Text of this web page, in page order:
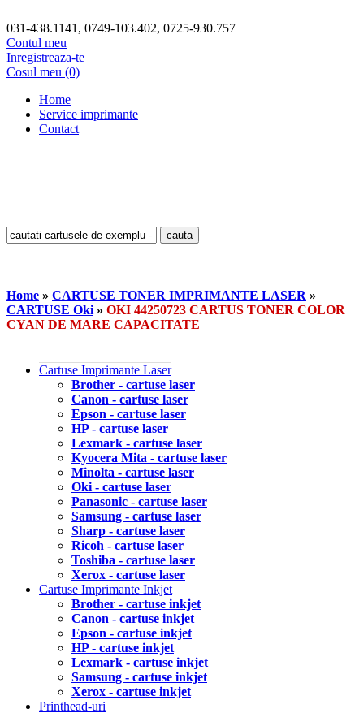
031-438.1141, 0749-103.402, 0725-930.757
Contul meu
Inregistreaza-te
Cosul meu (0)
Home
Service imprimante
Contact
Home » CARTUSE TONER IMPRIMANTE LASER »
CARTUSE Oki » OKI 44250723 CARTUS TONER COLOR
CYAN DE MARE CAPACITATE
Cartuse Imprimante Laser
Brother - cartuse laser
Canon - cartuse laser
Epson - cartuse laser
HP - cartuse laser
Lexmark - cartuse laser
Kyocera Mita - cartuse laser
Minolta - cartuse laser
Oki - cartuse laser
Panasonic - cartuse laser
Samsung - cartuse laser
Sharp - cartuse laser
Ricoh - cartuse laser
Toshiba - cartuse laser
Xerox - cartuse laser
Cartuse Imprimante Inkjet
Brother - cartuse inkjet
Canon - cartuse inkjet
Epson - cartuse inkjet
HP - cartuse inkjet
Lexmark - cartuse inkjet
Samsung - cartuse inkjet
Xerox - cartuse inkjet
Printhead-uri